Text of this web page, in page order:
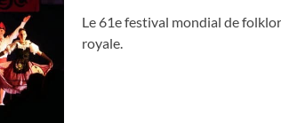
Le 61e festival mondial de
royale.